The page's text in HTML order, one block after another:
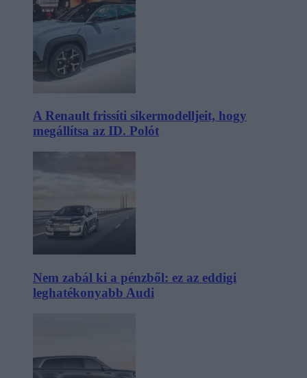
A Renault frissíti sikermodelljeit, hogy
megállítsa az ID. Polót
Nem zabál ki a pénzből: ez az eddigi
leghatékonyabb Audi